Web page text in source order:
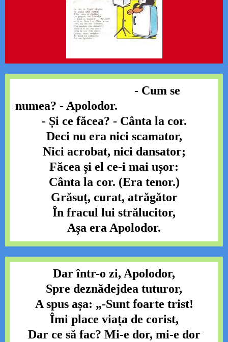
- Cum se
numea? - Apolodor.
- Și ce făcea? - Cânta la cor.
Deci nu era nici scamator,
Nici acrobat, nici dansator;
Făcea și el ce-i mai ușor:
Cânta la cor. (Era tenor.)
Grăsuț, curat, atrăgător
În fracul lui strălucitor,
Așa era Apolodor.
Dar într-o zi, Apolodor,
Spre deznădejdea tuturor,
A spus așa: „-Sunt foarte trist!
Îmi place viața de corist,
Dar ce să fac? Mi-e dor, mi-e dor